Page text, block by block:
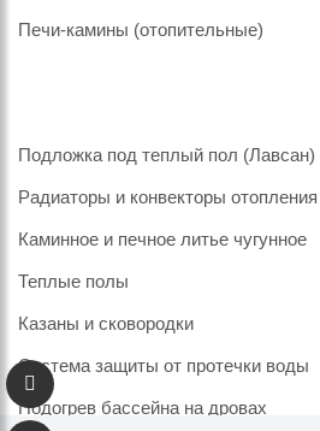
Печи-камины (отопительные)
Подложка под теплый пол (Лавсан)
Радиаторы и конвекторы отопления
Каминное и печное литье чугунное
Теплые полы
Казаны и сковородки
Система защиты от протечки воды
Подогрев бассейна на дровах